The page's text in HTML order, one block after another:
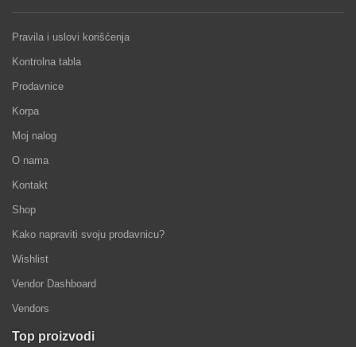
Pravila i uslovi korišćenja
Kontrolna tabla
Prodavnice
Korpa
Moj nalog
O nama
Kontakt
Shop
Kako napraviti svoju prodavnicu?
Wishlist
Vendor Dashboard
Vendors
Top proizvodi